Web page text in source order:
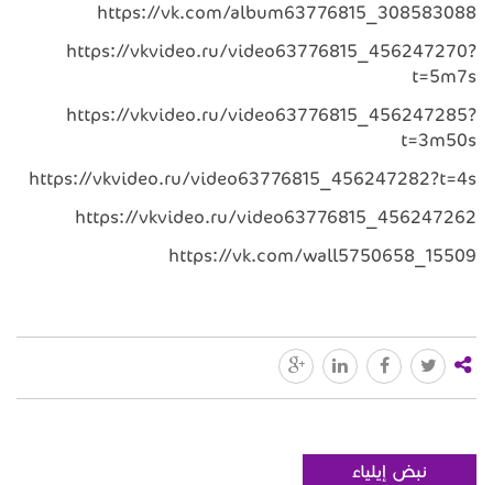
https://vk.com/album63776815_308583088
https://vkvideo.ru/video63776815_456247270?
t=5m7s
https://vkvideo.ru/video63776815_456247285?
t=3m50s
https://vkvideo.ru/video63776815_456247282?t=4s
https://vkvideo.ru/video63776815_456247262
https://vk.com/wall5750658_15509
نبض إيلياء